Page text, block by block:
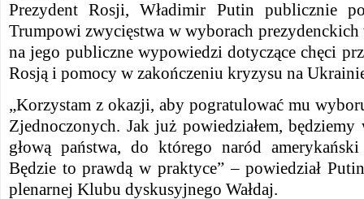
Prezydent Rosji, Władimir Putin publicznie
Trumpowi zwycięstwa w wyborach
na jego publiczne wypowiedzi dotyczące chęci
Rosją i pomocy w zakończeniu kryzysu na
„Korzystam z okazji, aby pogratulować mu
Zjednoczonych. Jak już powiedziałem, będziemy
głową państwa, do którego naród
Będzie to prawdą w praktyce” – powiedział
plenarnej Klubu dyskusyjnego Wałdaj.